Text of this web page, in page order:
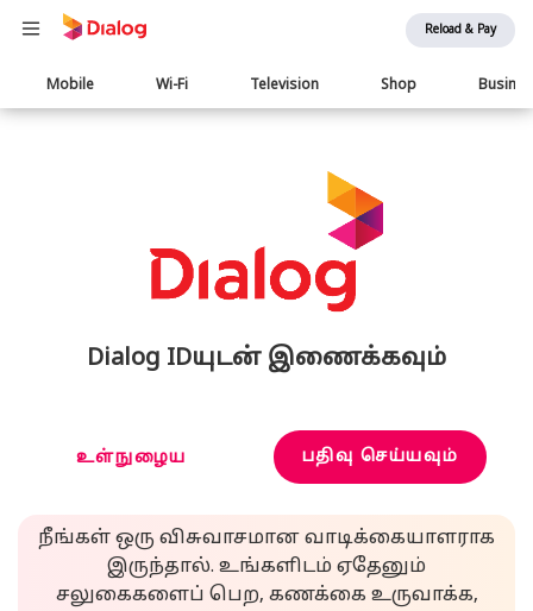
Reload & Pay
Main
navigation
Mobile Wi-Fi Television Shop
Dialog IDயுடன் இணைக்கவும்
உள்நுழைய பதிவு செய்யவும்
நீங்கள் ஒரு விசுவாசமான வாடிக்கையாளராக
இருந்தால். உங்களிடம் ஏதேனும்
சலுகைகளைப் பெற, கணக்கை உருவாக்க,